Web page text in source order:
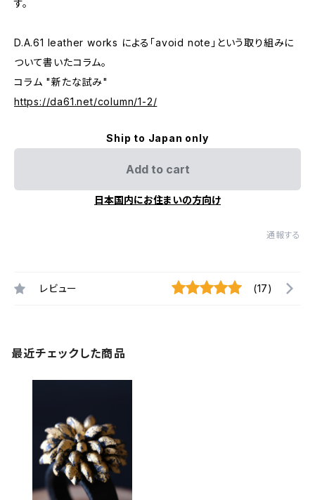
す。
D.A.61 leather works による「avoid note」という取り組みに
ついて書いたコラム。
コラム "新たな試み"
https://da61.net/column/1-2/
Ship to Japan only
Add to cart
日本国内にお住まいの方向け
通報する
レビュー (17)
最近チェックした商品